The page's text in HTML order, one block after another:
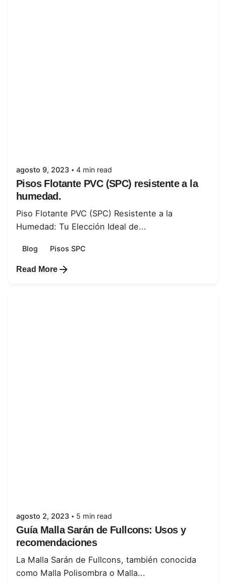
agosto 9, 2023 4 min read
Pisos Flotante PVC (SPC) resistente a la
humedad.
Piso Flotante PVC (SPC) Resistente a la
Humedad: Tu Elección Ideal de...
Blog Pisos SPC
Read More
agosto 2, 2023 5 min read
Guía Malla Sarán de Fullcons: Usos y
recomendaciones
La Malla Sarán de Fullcons, también conocida
como Malla Polisombra o Malla...